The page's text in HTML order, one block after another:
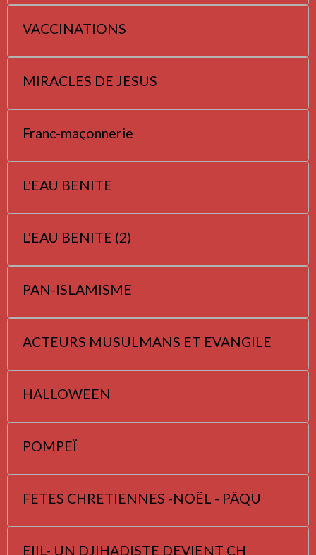
VACCINATIONS
MIRACLES DE JESUS
Franc-maçonnerie
L'EAU BENITE
L'EAU BENITE (2)
PAN-ISLAMISME
ACTEURS MUSULMANS ET EVANGILE
HALLOWEEN
POMPEÏ
FETES CHRETIENNES -NOËL - PÂQU
EIIL- UN DJIHADISTE DEVIENT CH